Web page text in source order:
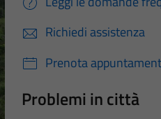
Richiedi assistenza
Prenota
Problemi in città